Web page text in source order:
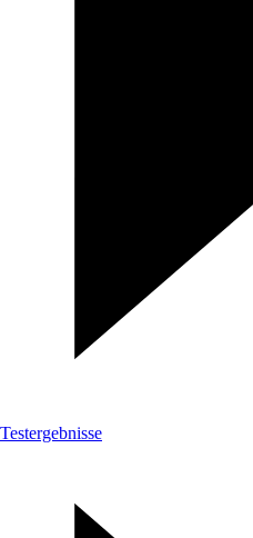
Testergebnisse